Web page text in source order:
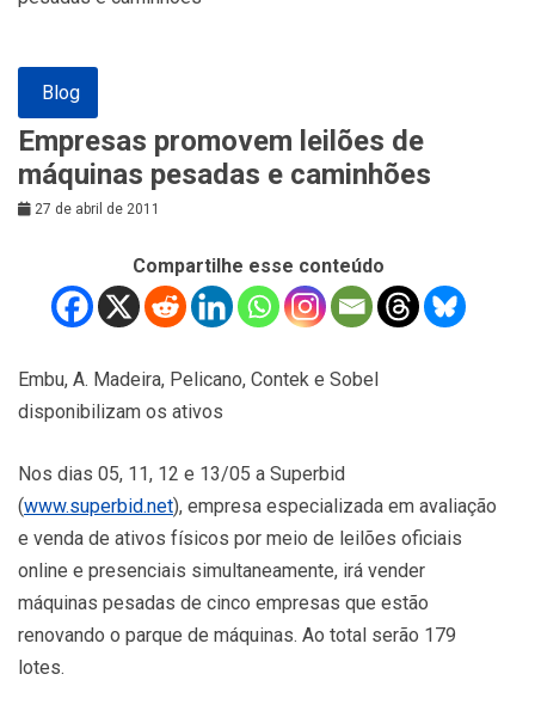
Blog
Empresas promovem leilões de
máquinas pesadas e caminhões
27 de abril de 2011
Compartilhe esse conteúdo
Embu, A. Madeira, Pelicano, Contek e Sobel
disponibilizam os ativos
Nos dias 05, 11, 12 e 13/05 a Superbid
(www.superbid.net), empresa especializada em avaliação
e venda de ativos físicos por meio de leilões oficiais
online e presenciais simultaneamente, irá vender
máquinas pesadas de cinco empresas que estão
renovando o parque de máquinas. Ao total serão 179
lotes.